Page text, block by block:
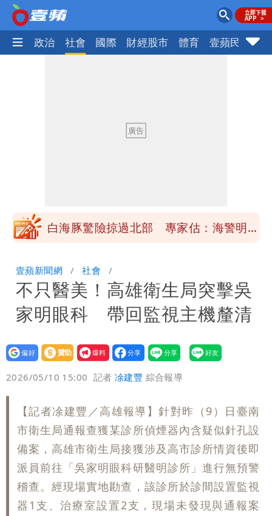
生活 政治 社會 國際 財經股市 體育 壹蘋民調
「終於能交代」 捐500萬獎學金延續愛
白海豚颱風逼近！鄭明典示警「恐遇黑潮
砸重金再買一整桌卡盒
白海豚驚險掠過北部 專家估：海警明發
「終於能交代」 捐500萬獎學金延續愛
白海豚颱風逼近！鄭明典示警「恐遇黑潮
變強」 路徑分歧藏警訊：不利強度維持
壹蘋新聞網 社會
不只醫美！高雄衛生局突擊吳
家明眼科 帶回監視主機釐清
設為
贊助
我要
爆料
2026/05/10 15:00 記者凃建豐 綜合報導
【記者凃建豐／高雄報導】針對昨（9）日臺南
市衛生局通報查獲某診所偵煙器內含疑似針孔設
備案，高雄市衛生局接獲涉及高市診所情資後即
派員前往「吳家明眼科研醫明診所」進行無預警
稽查。經現場實地勘查，該診所於診間設置監視
器1支、治療室設置2支，現場未發現與通報案